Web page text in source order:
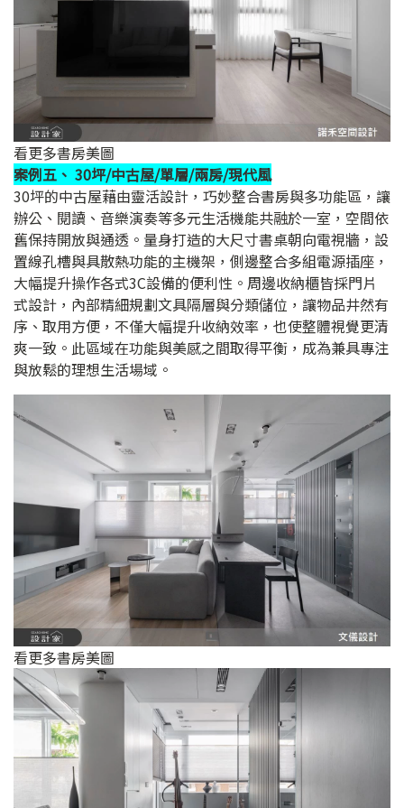
看更多書房美圖
案例五、 30坪/中古屋/單層/兩房/現代風
30坪的中古屋藉由靈活設計，巧妙整合書房與多功能區，讓
辦公、閱讀、音樂演奏等多元生活機能共融於一室，空間依
舊保持開放與通透。量身打造的大尺寸書桌朝向電視牆，設
置線孔槽與具散熱功能的主機架，側邊整合多組電源插座，
大幅提升操作各式3C設備的便利性。周邊收納櫃皆採門片
式設計，內部精細規劃文具隔層與分類儲位，讓物品井然有
序、取用方便，不僅大幅提升收納效率，也使整體視覺更清
爽一致。此區域在功能與美感之間取得平衡，成為兼具專注
與放鬆的理想生活場域。
看更多書房美圖